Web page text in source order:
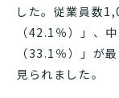
した。従業員数
（42.1％）」、
（33.1％）」が
見られました。